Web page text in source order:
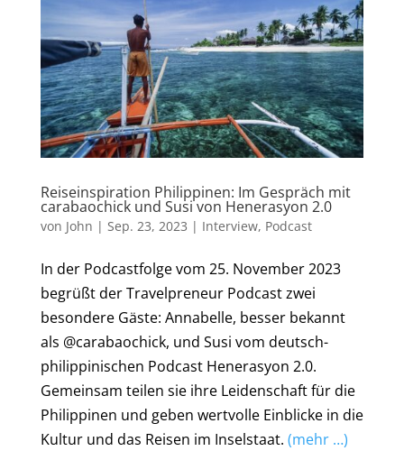
Reiseinspiration Philippinen: Im Gespräch mit
carabaochick und Susi von Henerasyon 2.0
von John | Sep. 23, 2023 | Interview, Podcast
In der Podcastfolge vom 25. November 2023
begrüßt der Travelpreneur Podcast zwei
besondere Gäste: Annabelle, besser bekannt
als @carabaochick, und Susi vom deutsch-
philippinischen Podcast Henerasyon 2.0.
Gemeinsam teilen sie ihre Leidenschaft für die
Philippinen und geben wertvolle Einblicke in die
Kultur und das Reisen im Inselstaat. (mehr …)